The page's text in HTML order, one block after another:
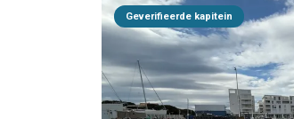
Geverifieerde kapitein